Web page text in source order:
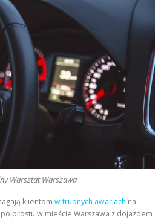
Warsztat Warszawa
klientom w trudnych awariach na
prostu w mieście Warszawa z dojazdem